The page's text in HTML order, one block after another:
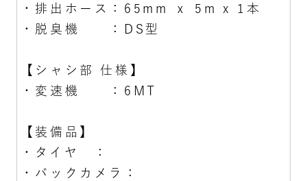
・排出ホース：65mm ｘ 5m x 1本
・脱臭機 ：DS型
【シャシ部 仕様】
・変速機 ：6MT
【装備品】
・タイヤ ：
・バックカメラ：